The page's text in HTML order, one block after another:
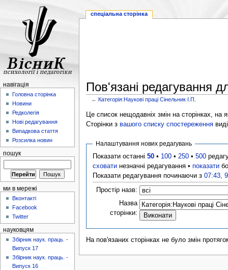
Пов'язані редагування
←Категорія:Наукові праці Сінельник І.П.
Це список нещодавніх змін на сторінках, на
Сторінки з вашого списку спостереження
Налаштування нових редагувань
Показати останні50 • 100 • 250 •500
сховати незначні редагування •показати
Показати редагування починаючи з07:43,
Простір назв:
Назва
сторінки:
На пов'язаних сторінках не було змін
спеціальна сторінка
навігація
Головна сторінка
Новини
Редколегія
Нові редагування
Випадкова стаття
Розсилка новин
пошук
ми в мережі
Вконтакті
Facebook
Twitter
науковцям
Збірник наук. праць. -
Випуск 17
Збірник наук. праць. -
Випуск 16